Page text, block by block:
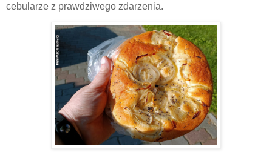
cebularze z prawdziwego zdarzenia.